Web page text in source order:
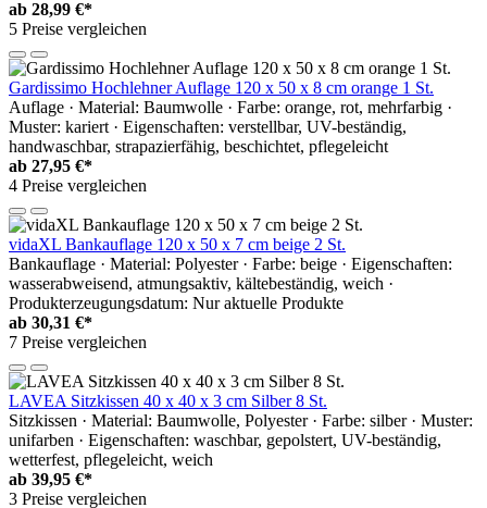
ab 28,99 €*
5 Preise vergleichen
Gardissimo Hochlehner Auflage 120 x 50 x 8 cm orange 1 St.
Auflage · Material: Baumwolle · Farbe: orange, rot, mehrfarbig ·
Muster: kariert · Eigenschaften: verstellbar, UV-beständig,
handwaschbar, strapazierfähig, beschichtet, pflegeleicht
ab 27,95 €*
4 Preise vergleichen
vidaXL Bankauflage 120 x 50 x 7 cm beige 2 St.
Bankauflage · Material: Polyester · Farbe: beige · Eigenschaften:
wasserabweisend, atmungsaktiv, kältebeständig, weich ·
Produkterzeugungsdatum: Nur aktuelle Produkte
ab 30,31 €*
7 Preise vergleichen
LAVEA Sitzkissen 40 x 40 x 3 cm Silber 8 St.
Sitzkissen · Material: Baumwolle, Polyester · Farbe: silber · Muster:
unifarben · Eigenschaften: waschbar, gepolstert, UV-beständig,
wetterfest, pflegeleicht, weich
ab 39,95 €*
3 Preise vergleichen